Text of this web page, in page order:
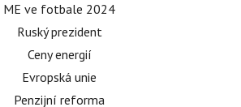
ME ve fotbale 2024
Ruský prezident
Ceny energií
Evropská unie
Penzijní reforma